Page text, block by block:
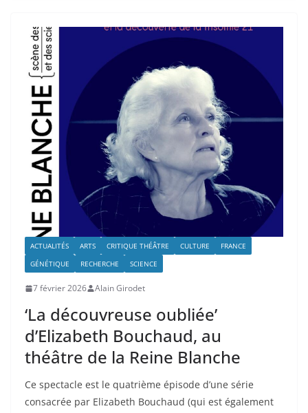
ACTUALITÉS ARTS CRITIQUE THÉÂTRE CULTURE
FRANCE
GÉNÉTIQUE
RECHERCHE SCIENCE
7 février 2026 Alain Girodet
‘La découvreuse oubliée’
d’Elizabeth Bouchaud, au
théâtre de la Reine Blanche
Ce spectacle est le quatrième épisode d’une série
consacrée par Elizabeth Bouchaud (qui est également